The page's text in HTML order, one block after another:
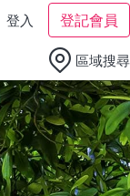
登入 登記會員
區域搜尋